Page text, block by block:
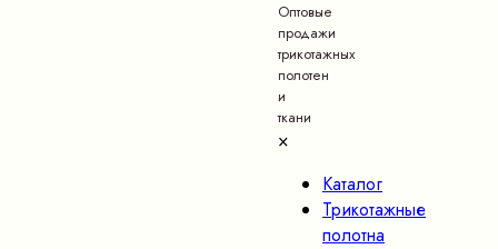
Оптовые
продажи
трикотажных
полотен
и
ткани
×
Каталог
Трикотажные
полотна